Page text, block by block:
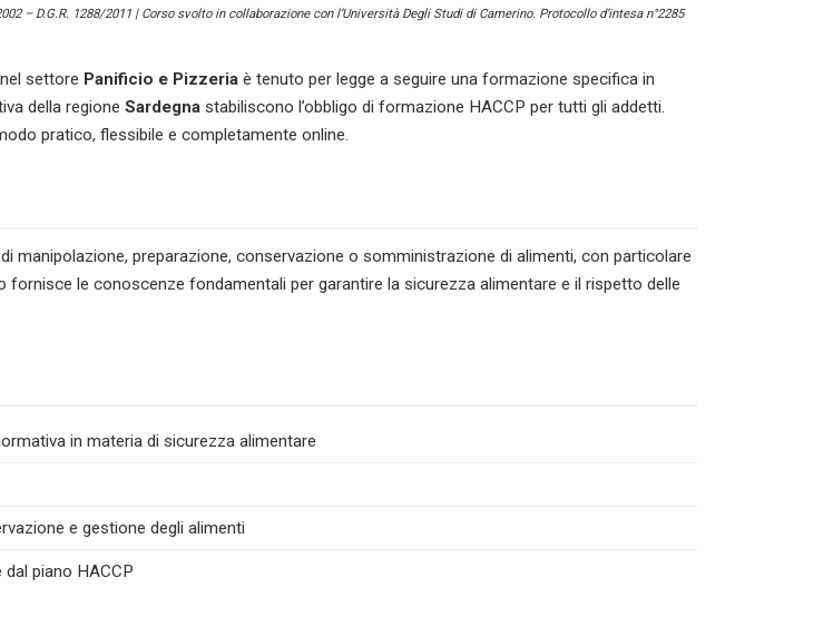
Pizzeria
– D.G.R. 1288/2011 | Corso svolto in collaborazione con l’Università Degli Studi di Camerino. Protocollo d’intesa n°2285
settore Panificio e Pizzeria è tenuto per legge a seguire una formazione specifica in
della regione Sardegna stabiliscono l’obbligo di formazione HACCP per tutti gli addetti.
pratico, flessibile e completamente online.
preparazione, conservazione o somministrazione di alimenti, con particolare
le conoscenze fondamentali per garantire la sicurezza alimentare e il rispetto delle
in materia di sicurezza alimentare
e gestione degli alimenti
piano HACCP